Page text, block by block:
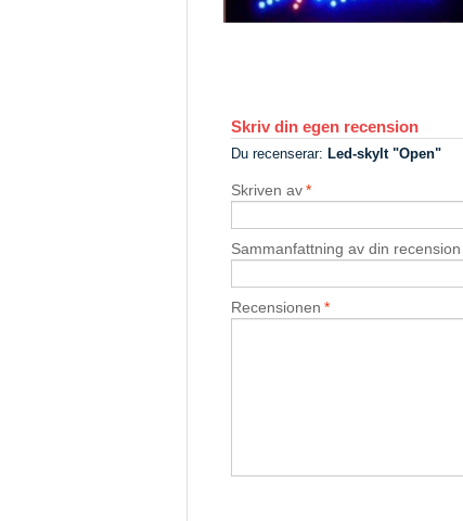
Skriv din egen recension
Du recenserar: Led-skylt "Open"
*
Skriven av
Sammanfattning av din recension
*
Recensionen